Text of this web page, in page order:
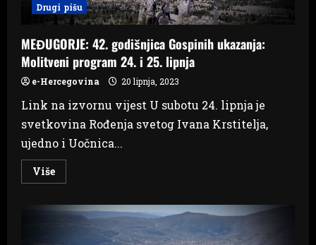
Drugi pišu
MEĐUGORJE: 42. godišnjica Gospinih ukazanja:
Molitveni program 24. i 25. lipnja
e-Hercegovina 20 lipnja, 2023
Link na izvornu vijest U subotu 24. lipnja je
svetkovina Rođenja svetog Ivana Krstitelja,
ujedno i Uočnica...
VišeRead
more
42.
godišnjica
Gospinih
ukazanja: